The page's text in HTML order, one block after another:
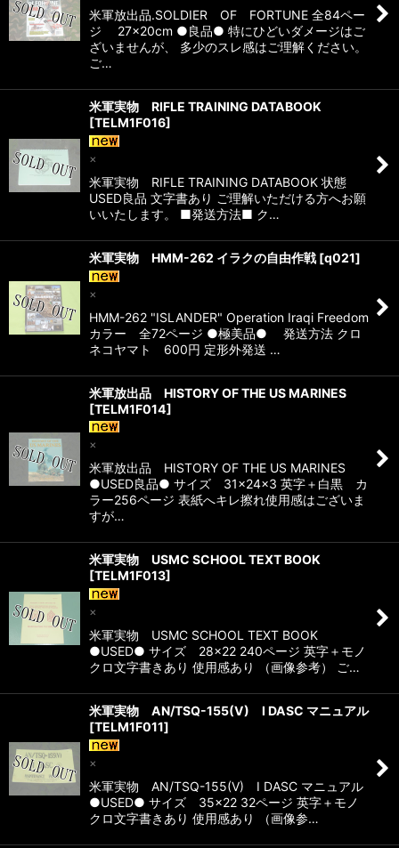
米軍放出品.SOLDIER OF FORTUNE 全84ペー
ジ 27×20cm ●良品● 特にひどいダメージはご
ざいませんが、 多少のスレ感はご理解ください。
ご…
米軍実物 RIFLE TRAINING DATABOOK
[TELM1F016]
×
米軍実物 RIFLE TRAINING DATABOOK 状態
USED良品 文字書あり ご理解いただける方へお願
いいたします。 ■発送方法■ ク…
米軍実物 HMM-262 イラクの自由作戦 [q021]
×
HMM-262 "ISLANDER" Operation Iraqi Freedom
カラー 全72ページ ●極美品● 発送方法 クロ
ネコヤマト 600円 定形外発送 …
米軍放出品 HISTORY OF THE US MARINES
[TELM1F014]
×
米軍放出品 HISTORY OF THE US MARINES
●USED良品● サイズ 31×24×3 英字＋白黒 カ
ラー256ページ 表紙へキレ擦れ使用感はございま
すが…
米軍実物 USMC SCHOOL TEXT BOOK
[TELM1F013]
×
米軍実物 USMC SCHOOL TEXT BOOK
●USED● サイズ 28×22 240ページ 英字＋モノ
クロ文字書きあり 使用感あり （画像参考） ご…
米軍実物 AN/TSQ-155(V) I DASC マニュアル
[TELM1F011]
×
米軍実物 AN/TSQ-155(V) I DASC マニュアル
●USED● サイズ 35×22 32ページ 英字＋モノ
クロ文字書きあり 使用感あり （画像参…